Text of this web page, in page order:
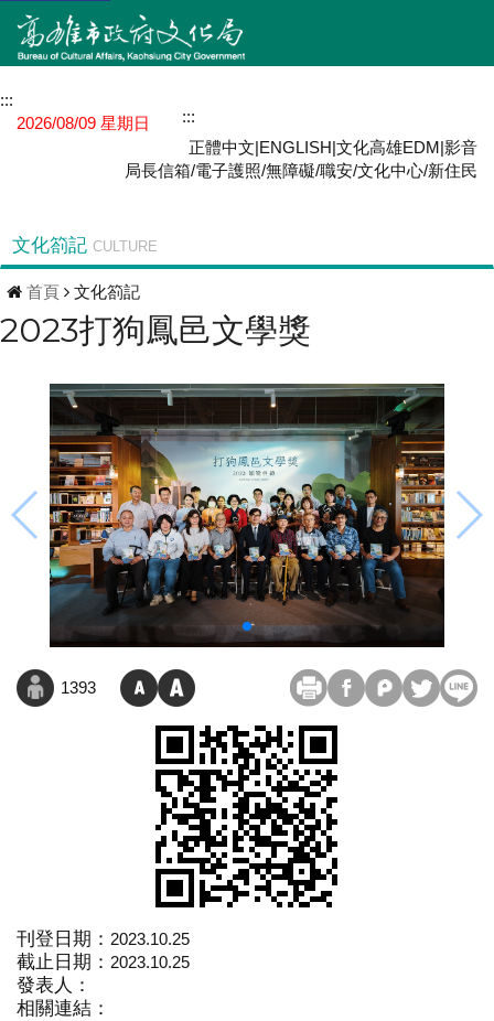
:::
:::
2026/08/09 星期日
正體中文|ENGLISH|文化高雄EDM|影音
局長信箱/電子護照/無障礙/職安/文化中心/新住民
文化箚記 CULTURE
首頁 文化箚記
2023打狗鳳邑文學獎
1393
刊登日期： 2023.10.25
截止日期： 2023.10.25
發表人：
相關連結：